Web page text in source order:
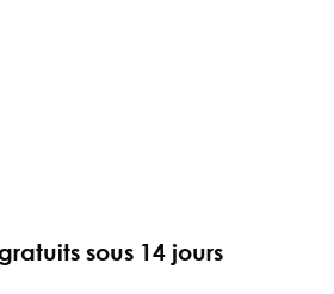
sous 14 jours